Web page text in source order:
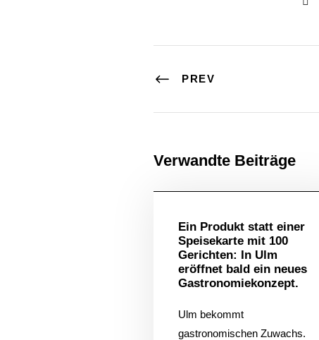
PREV
Verwandte Beiträge
Allgemein
Ein Produkt statt einer
Speisekarte mit 100
Gerichten: In Ulm
eröffnet bald ein neues
Gastronomiekonzept.
Ulm bekommt
gastronomischen Zuwachs.